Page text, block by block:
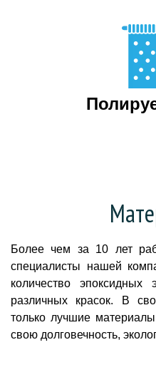
Более чем за 10 лет
специалисты нашей
количество
различных красок. В
только лучшие
свою долговечность,